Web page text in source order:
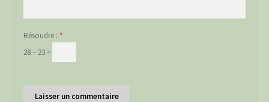
Résoudre : *
28 − 23 =